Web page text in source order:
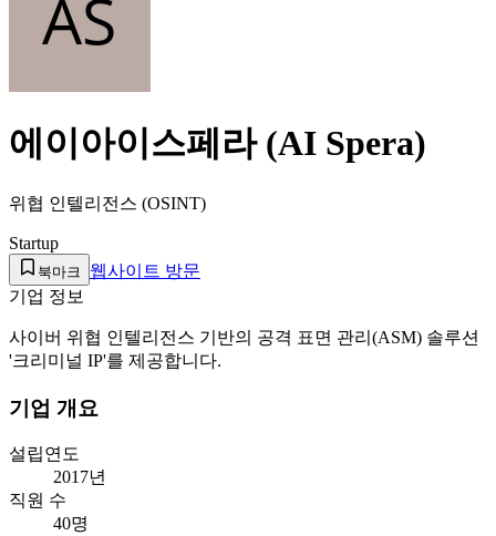
에이아이스페라 (AI Spera)
위협 인텔리전스 (OSINT)
Startup
북마크
웹사이트 방문
기업 정보
사이버 위협 인텔리전스 기반의 공격 표면 관리(ASM) 솔루션
'크리미널 IP'를 제공합니다.
기업 개요
설립연도
2017년
직원 수
40명